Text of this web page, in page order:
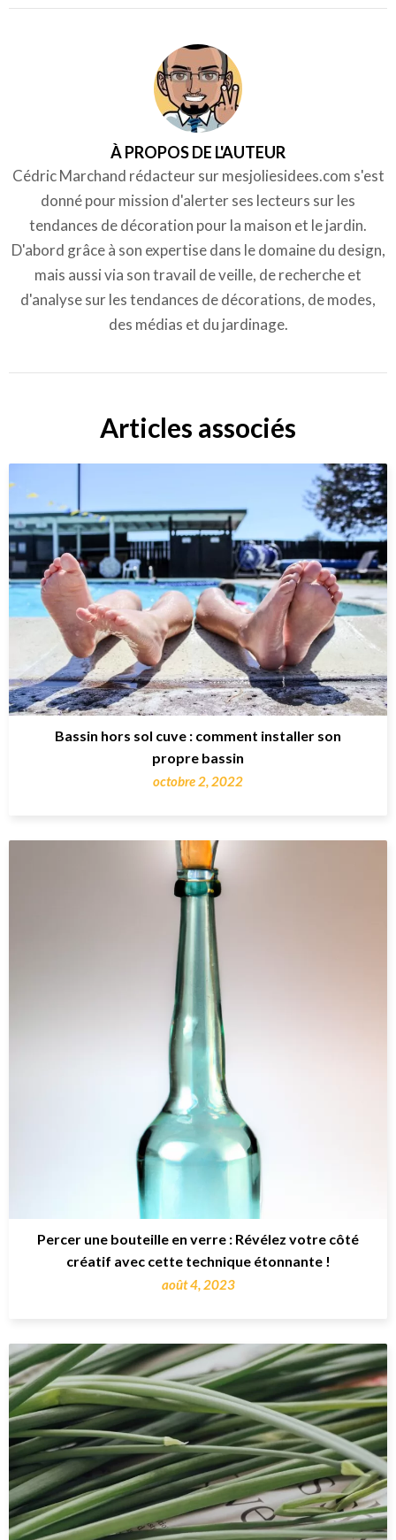
À PROPOS DE L'AUTEUR
Cédric Marchand rédacteur sur mesjoliesidees.com s'est
donné pour mission d'alerter ses lecteurs sur les
tendances de décoration pour la maison et le jardin.
D'abord grâce à son expertise dans le domaine du design,
mais aussi via son travail de veille, de recherche et
d'analyse sur les tendances de décorations, de modes,
des médias et du jardinage.
Articles associés
Bassin hors sol cuve : comment installer son
propre bassin
octobre 2, 2022
Percer une bouteille en verre : Révélez votre côté
créatif avec cette technique étonnante !
août 4, 2023